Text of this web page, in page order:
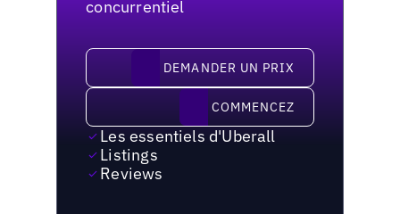
concurrentiel
demander un prixDEMANDER UN PRIX
Commencez COMMENCEZ
Les essentiels d'Uberall
Listings
Reviews